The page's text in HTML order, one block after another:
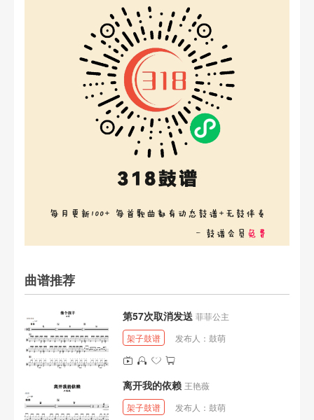
曲谱推荐
第57次取消发送 菲菲公主
架子鼓谱
发布人： 鼓萌
离开我的依赖 王艳薇
架子鼓谱
发布人： 鼓萌